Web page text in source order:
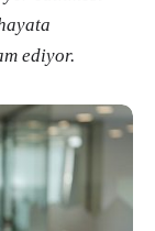
ediyor.